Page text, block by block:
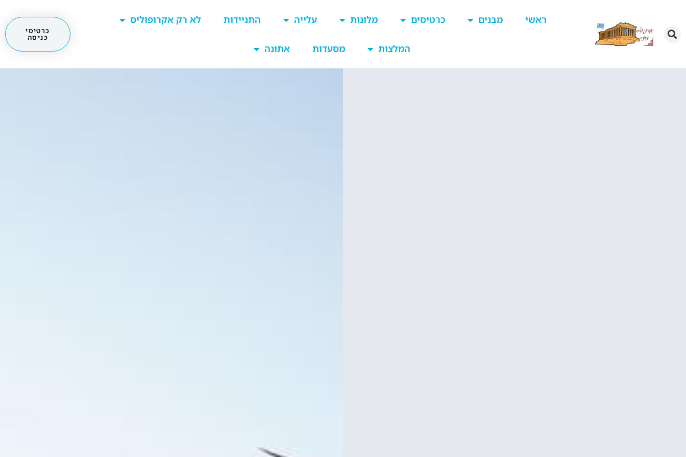
ראשי מבנים כרטיסים מלונות עלייה התניידות לא רק אקרופוליס
המלצות מסעדות אתונה
כרטיסי
כניסה